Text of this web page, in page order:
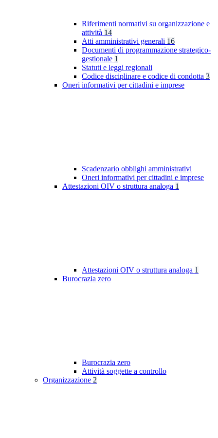
Riferimenti normativi su organizzazione e
attività 14
Atti amministrativi generali 16
Documenti di programmazione strategico-
gestionale 1
Statuti e leggi regionali
Codice disciplinare e codice di condotta 3
Oneri informativi per cittadini e imprese
Scadenzario obblighi amministrativi
Oneri informativi per cittadini e imprese
Attestazioni OIV o struttura analoga 1
Attestazioni OIV o struttura analoga 1
Burocrazia zero
Burocrazia zero
Attività soggette a controllo
Organizzazione 2